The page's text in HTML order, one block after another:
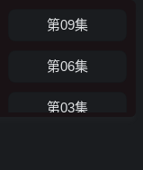
第09集
第06集
第03集